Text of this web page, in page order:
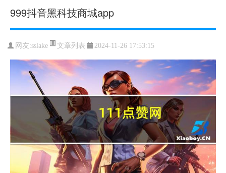
999抖音黑科技商城app
网友:sslake 文章列表 2024-11-26 17:53:15